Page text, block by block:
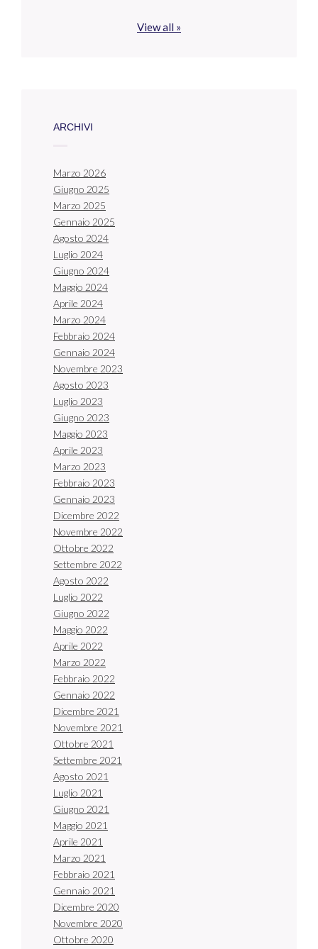
View all »
ARCHIVI
Marzo 2026
Giugno 2025
Marzo 2025
Gennaio 2025
Agosto 2024
Luglio 2024
Giugno 2024
Maggio 2024
Aprile 2024
Marzo 2024
Febbraio 2024
Gennaio 2024
Novembre 2023
Agosto 2023
Luglio 2023
Giugno 2023
Maggio 2023
Aprile 2023
Marzo 2023
Febbraio 2023
Gennaio 2023
Dicembre 2022
Novembre 2022
Ottobre 2022
Settembre 2022
Agosto 2022
Luglio 2022
Giugno 2022
Maggio 2022
Aprile 2022
Marzo 2022
Febbraio 2022
Gennaio 2022
Dicembre 2021
Novembre 2021
Ottobre 2021
Settembre 2021
Agosto 2021
Luglio 2021
Giugno 2021
Maggio 2021
Aprile 2021
Marzo 2021
Febbraio 2021
Gennaio 2021
Dicembre 2020
Novembre 2020
Ottobre 2020